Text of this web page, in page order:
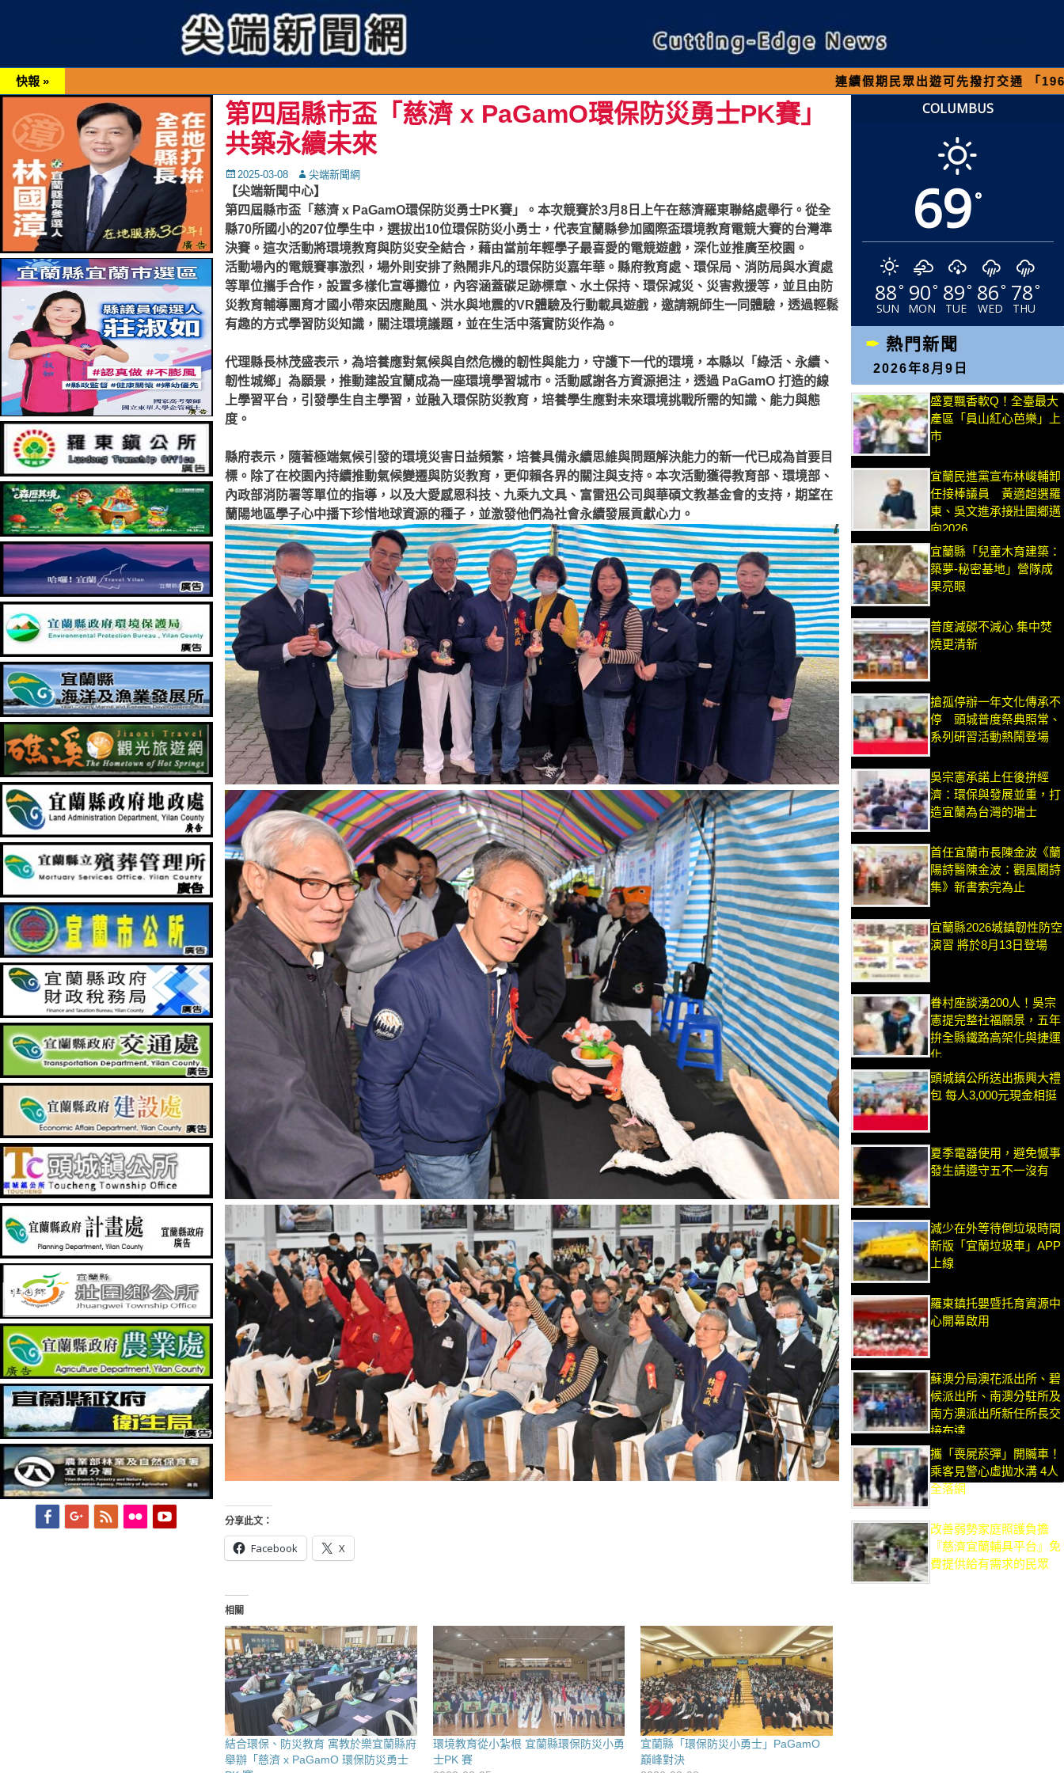
快報 » 連續假期民眾出遊可先撥打交通 「1968」客服專線
第四屆縣市盃「慈濟 x PaGamO環保防災勇士PK賽」
共築永續未來
Posted
on
2025-03-08 Autor尖端新聞網
【尖端新聞中心】
第四屆縣市盃「慈濟 x PaGamO環保防災勇士PK賽」。本次競賽於3月8日上午在慈濟羅東聯絡處舉行。從全
縣70所國小的207位學生中，選拔出10位環保防災小勇士，代表宜蘭縣參加國際盃環境教育電競大賽的台灣準
決賽。這次活動將環境教育與防災安全結合，藉由當前年輕學子最喜愛的電競遊戲，深化並推廣至校園。
活動場內的電競賽事激烈，場外則安排了熱鬧非凡的環保防災嘉年華。縣府教育處、環保局、消防局與水資處
等單位攜手合作，設置多樣化宣導攤位，內容涵蓋碳足跡標章、水土保持、環保減災、災害救援等，並且由防
災教育輔導團育才國小帶來因應颱風、洪水與地震的VR體驗及行動載具遊戲，邀請親師生一同體驗，透過輕鬆
有趣的方式學習防災知識，關注環境議題，並在生活中落實防災作為。
代理縣長林茂盛表示，為培養應對氣候與自然危機的韌性與能力，守護下一代的環境，本縣以「綠活、永續、
韌性城鄉」為願景，推動建設宜蘭成為一座環境學習城市。活動感謝各方資源挹注，透過 PaGamO 打造的線
上學習平台，引發學生自主學習，並融入環保防災教育，培養學生應對未來環境挑戰所需的知識、能力與態
度。
縣府表示，隨著極端氣候引發的環境災害日益頻繁，培養具備永續思維與問題解決能力的新一代已成為首要目
標。除了在校園內持續推動氣候變遷與防災教育，更仰賴各界的關注與支持。本次活動獲得教育部、環境部、
內政部消防署等單位的指導，以及大愛感恩科技、九乘九文具、富雷迅公司與華碩文教基金會的支持，期望在
蘭陽地區學子心中播下珍惜地球資源的種子，並激發他們為社會永續發展貢獻心力。
分享此文：
Facebook X
相關
結合環保、防災教育 寓教於樂宜蘭縣府
舉辦「慈濟 x PaGamO 環保防災勇士
環境教育從小紮根 宜蘭縣環保防災小勇
士PK 賽
宜蘭縣「環保防災小勇士」PaGamO
巔峰對決
COLUMBUS
69°
88°
SUN
90°
MON
89°
TUE
86°
WED
78°
THU
熱門新聞
2026年8月9日
盛夏飄香軟Q！全臺最大
產區「員山紅心芭樂」上
市
宜蘭民進黨宣布林峻輔卸
任接棒議員 黃適超選羅
東、吳文進承接壯圍鄉邁
向2026
宜蘭縣「兒童木育建築：
築夢-秘密基地」營隊成
果亮眼
普度減碳不減心 集中焚
燒更清新
搶孤停辦一年文化傳承不
停 頭城普度祭典照常、
系列研習活動熱鬧登場
吳宗憲承諾上任後拚經
濟：環保與發展並重，打
造宜蘭為台灣的瑞士
首任宜蘭市長陳金波《蘭
陽詩醫陳金波：觀風閣詩
集》新書索完為止
宜蘭縣2026城鎮韌性防空
演習 將於8月13日登場
眷村座談湧200人！吳宗
憲提完整社福願景，五年
拚全縣鐵路高架化與捷運
化
頭城鎮公所送出振興大禮
包 每人3,000元現金相挺
夏季電器使用，避免憾事
發生請遵守五不一沒有
減少在外等待倒垃圾時間
新版「宜蘭垃圾車」APP
上線
羅東鎮托嬰暨托育資源中
心開幕啟用
蘇澳分局澳花派出所、碧
候派出所、南澳分駐所及
南方澳派出所新任所長交
接布達
攜「喪屍菸彈」開贓車！
乘客見警心虛拋水溝 4人
全落網
改善弱勢家庭照護負擔
『慈濟宜蘭輔具平台』免
費提供給有需求的民眾
FacebookGoogleplus
Feed Flickr YouTube